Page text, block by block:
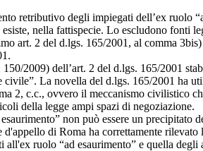
retributivo degli impiegati dell’ex ruolo
nella fattispecie. Lo escludono fonti
art. 2 del d.lgs. 165/2001, al comma
2009) dell’art. 2 del d.lgs. 165/2001
La novella del d.lgs. 165/2001 ha
2, c.c., ovvero il meccanismo civilistico
della legge ampi spazi di negoziazione.
non può essere un precipitato
di Roma ha correttamente
ruolo “ad esaurimento” e quella degli